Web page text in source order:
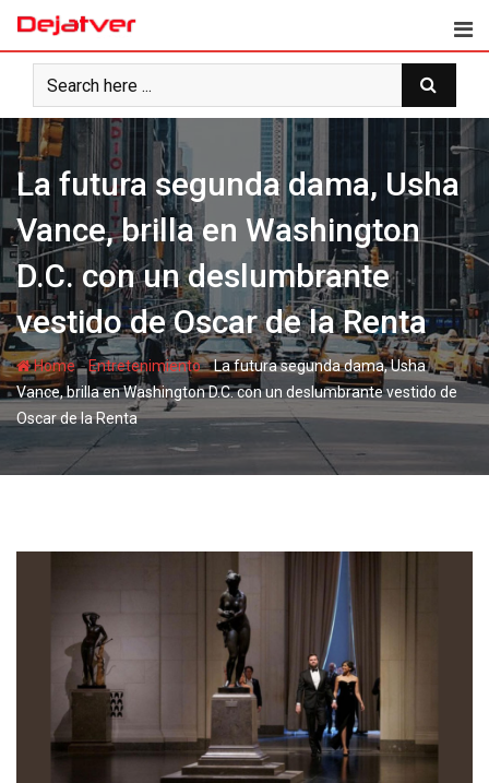
Skip
content
La futura segunda dama, Usha
Vance, brilla en Washington
D.C. con un deslumbrante
vestido de Oscar de la Renta
Home-Entretenimiento-La futura segunda dama, Usha
Vance, brilla en Washington D.C. con un deslumbrante vestido de
Oscar de la Renta